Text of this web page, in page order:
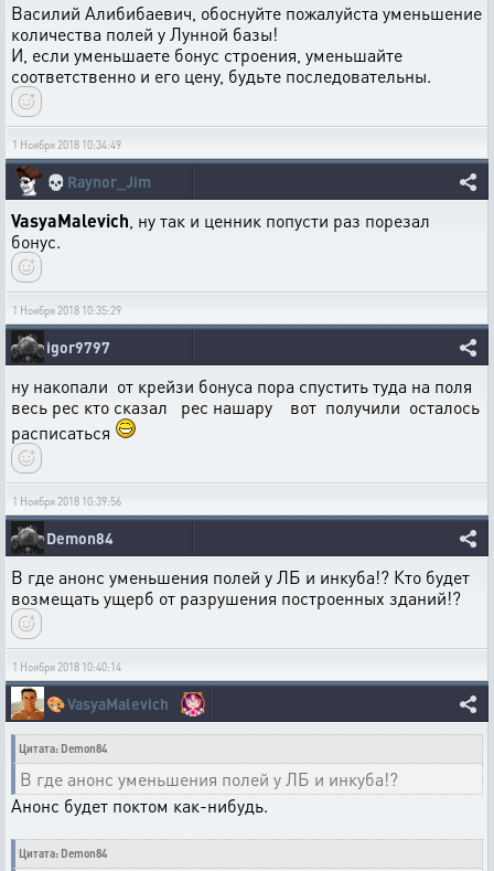
Василий Алибибаевич, обоснуйте пожалуйста уменьшение
количества полей у Лунной базы!
И, если уменьшаете бонус строения, уменьшайте
соответственно и его цену, будьте последовательны.
1 Ноября 2018 10:34:49
💀 Raynor_Jim
VasyaMalevich, ну так и ценник попусти раз порезал
бонус.
1 Ноября 2018 10:35:29
igor9797
ну накопали от крейзи бонуса пора спустить туда на поля
весь рес кто сказал рес нашару вот получили осталось
расписаться
1 Ноября 2018 10:39:56
Demon84
В где анонс уменьшения полей у ЛБ и инкуба!? Кто будет
возмещать ущерб от разрушения построенных зданий!?
1 Ноября 2018 10:40:14
🎨VasyaMalevich
Цитата: Demon84
В где анонс уменьшения полей у ЛБ и инкуба!?
Анонс будет поктом как-нибудь.
Цитата: Demon84